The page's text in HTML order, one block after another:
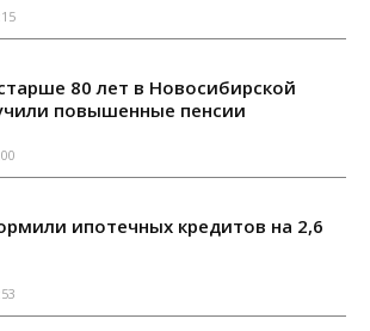
80 лет в Новосибирской
повышенные пенсии
ипотечных кредитов на 2,6